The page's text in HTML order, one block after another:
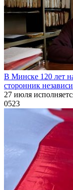
В Минске 120 лет
сторонник
27 июля
0523